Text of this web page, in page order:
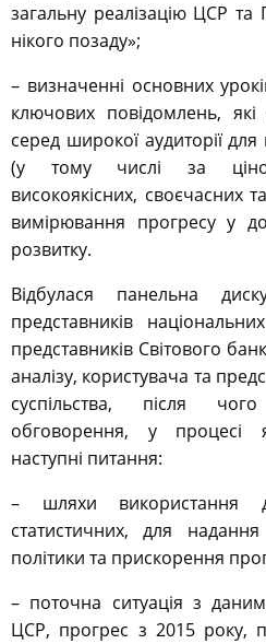
загальну реалізацію ЦСР
нікого позаду»;
– визначенні основних
ключових повідомлень,
серед широкої аудиторії
(у тому числі за
високоякісних, своєчасних
вимірювання прогресу у
розвитку.
Відбулася панельна
представників
представників Світового
аналізу, користувача та
суспільства, після
обговорення, у процесі
наступні питання:
– шляхи використання
статистичних, для
політики та прискорення
– поточна ситуація з
ЦСР, прогрес з 2015 року,